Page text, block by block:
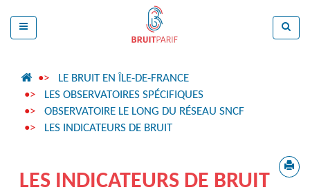
LE BRUIT EN ÎLE-DE-FRANCE
LES OBSERVATOIRES SPÉCIFIQUES
OBSERVATOIRE LE LONG DU RÉSEAU SNCF
LES INDICATEURS DE BRUIT
LES INDICATEURS DE BRUIT